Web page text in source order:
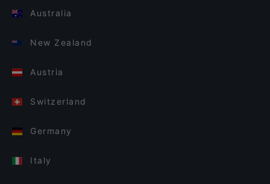
Australia
New Zealand
Austria
Switzerland
Germany
Italy